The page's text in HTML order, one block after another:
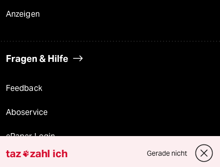
Anzeigen
Fragen & Hilfe
Feedback
Aboservice
ePaper Login
Downloads für Abonnierende
taz zahl ich Gerade nicht